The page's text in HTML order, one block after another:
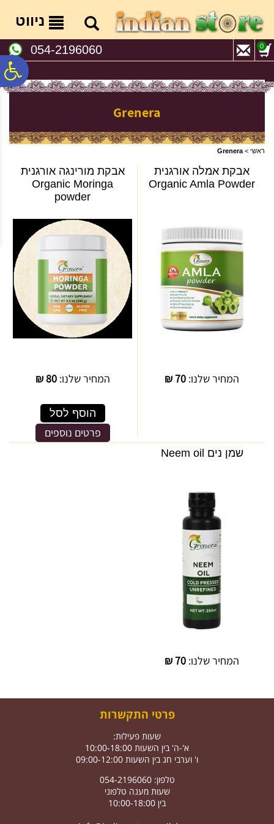
נגישות
אתר
המרכזי
ניווט
054-2196060 0
Grenera
ראשי >
Grenera
אבקת אמלה אורגנית
Organic Amla Powder
המחיר שלנו: 70
₪
אבקת מורינגה אורגנית
Organic Moringa
powder
המחיר שלנו:80
₪
הוסף לסל
פרטים נוספים
שמן נים Neem oil
המחיר שלנו: 70
₪
פרטי התקשרות
שעות פעילות:
א'-ה' בין השעות 10:00-18:00
ו' וערבי חג בין השעות 09:00-12:00
טלפון: 054-2196060
שעות מענה טלפוני
בין 10:00-18:00